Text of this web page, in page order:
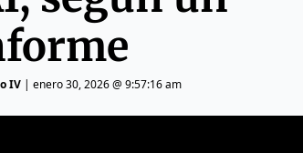
IV| enero 30, 2026 @ 9:57:16 am